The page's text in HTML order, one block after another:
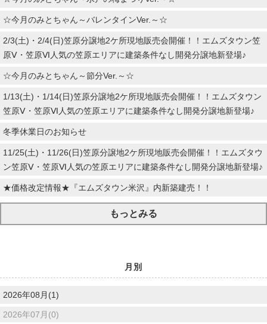
☆今月のみとちゃん～バレンタインVer.～☆
2/3(土)・2/4(日)笠原分譲地2ケ所現地販売会開催！！エムズタウン笠
原Ⅴ・笠原Ⅵ人気の笠原エリアに建築条件なし開発分譲地新登場♪
☆今月のみとちゃん～節分Ver.～☆
1/13(土)・1/14(日)笠原分譲地2ケ所現地販売会開催！！エムズタウン
笠原Ⅴ・笠原Ⅵ人気の笠原エリアに建築条件なし開発分譲地新登場♪
冬季休業日のお知らせ
11/25(土)・11/26(日)笠原分譲地2ケ所現地販売会開催！！エムズタウ
ン笠原Ⅴ・笠原Ⅵ人気の笠原エリアに建築条件なし開発分譲地新登場♪
★価格改定情報★『エムズタウン米沢』内新築建売！！
もっとみる
月別
2026年08月(1)
2026年07月(0)